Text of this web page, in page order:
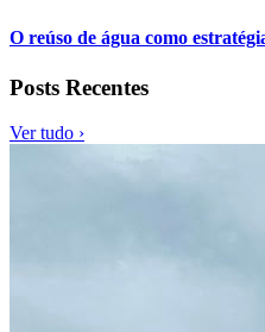
O reúso de água como
Posts Recentes
Ver tudo ›